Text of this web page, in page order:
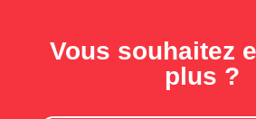
Vous souhaitez
plus ?